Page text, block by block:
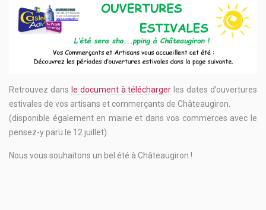
Retrouvez dans le document à télécharger les dates d’ouvertures
estivales de vos artisans et commerçants de Châteaugiron.
(disponible également en mairie et dans vos commerces avec le
pensez-y paru le 12 juillet).
Nous vous souhaitons un bel été à Châteaugiron !